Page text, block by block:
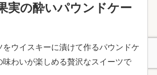
実の酔いパウンドケー
をウイスキーに漬けて作るパウンドケ
味わいが楽しめる贅沢なスイーツで